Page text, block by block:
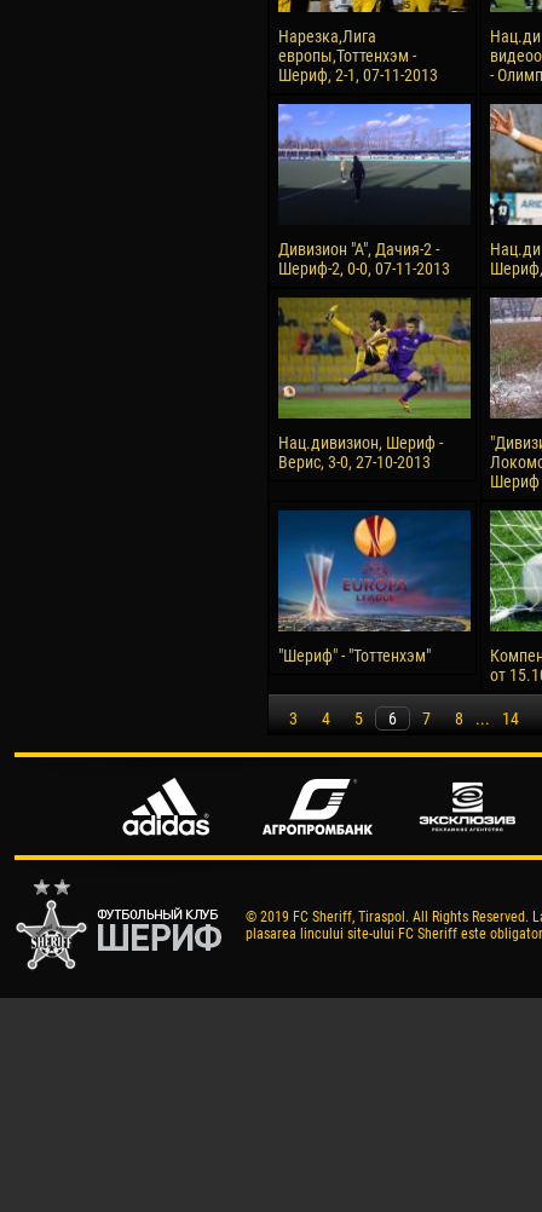
Нарезка,Лига
европы,Тоттенхэм -
Шериф, 2-1, 07-11-2013
-
Дивизион "А", Дачия-2 -
Шериф-2, 0-0, 07-11-2013
Шериф,
Нац.дивизион, Шериф -
Верис, 3-0, 27-10-2013
Шериф
"Шериф" - "Тоттенхэм"
от
3 4 5 6 7 8 ... 14
© 2019 FC Sheriff, Tiraspol. All Rights
plasarea lincului site-ului FC Sheriff este